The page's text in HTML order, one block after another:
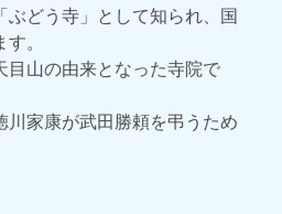
ぶどう寺」として知られ、国
。
目山の由来となった寺院で
川家康が武田勝頼を弔うため